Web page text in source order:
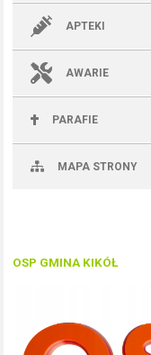
APTEKI
AWARIE
PARAFIE
MAPA STRONY
OSP GMINA KIKÓŁ